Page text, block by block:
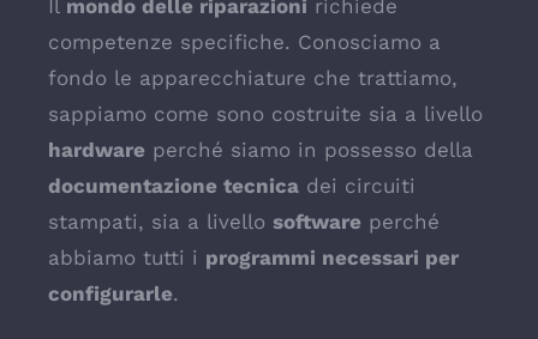
Il mondo delle riparazioni richiede
competenze specifiche. Conosciamo a
fondo le apparecchiature che trattiamo,
sappiamo come sono costruite sia a livello
hardware perché siamo in possesso della
documentazione tecnica dei circuiti
stampati, sia a livellosoftware perché
abbiamo tutti i programmi necessari per
configurarle.